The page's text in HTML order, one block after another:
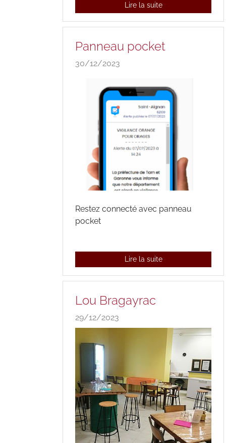
Lire la suite
Panneau pocket
30/12/2023
Restez connecté avec panneau
pocket
Lire la suite
Lou Bragayrac
29/12/2023